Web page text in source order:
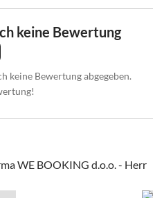
keine Bewertung
keine Bewertung abgegeben.
WE BOOKING d.o.o. - Herr